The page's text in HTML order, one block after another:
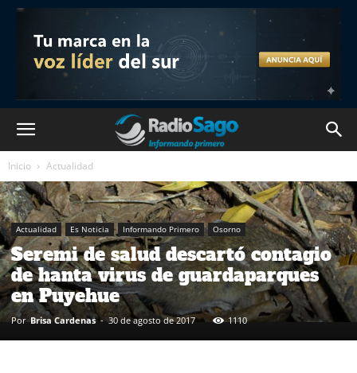
Inicio Actualidad
Actualidad Es Noticia Informando Primero Osorno
Seremi de salud descartó contagio
de hanta virus de guardaparques
en Puyehue
Por Brisa Cardenas - 30 de agosto de 2017 1110